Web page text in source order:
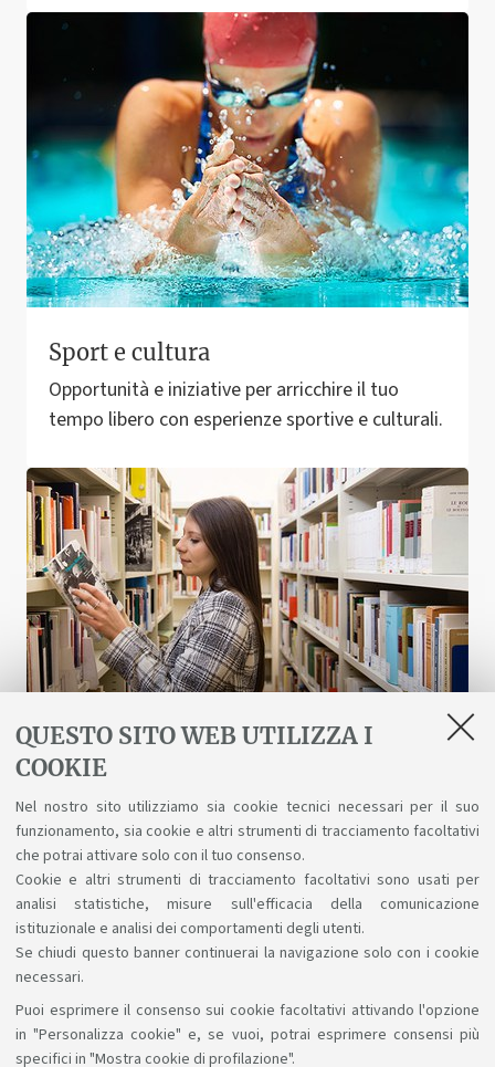
QUESTO SITO WEB UTILIZZA I
COOKIE
Nel nostro sito utilizziamo sia cookie tecnici necessari per il suo
funzionamento, sia cookie e altri strumenti di tracciamento facoltativi
che potrai attivare solo con il tuo consenso.
Cookie e altri strumenti di tracciamento facoltativi sono usati per
analisi statistiche, misure sull'efficacia della comunicazione
istituzionale e analisi dei comportamenti degli utenti.
Se chiudi questo banner continuerai la navigazione solo con i cookie
necessari.
Puoi esprimere il consenso sui cookie facoltativi attivando l'opzione
in "Personalizza cookie" e, se vuoi, potrai esprimere consensi più
specifici in "Mostra cookie di profilazione".
Sport e cultura
Opportunità e iniziative per arricchire il tuo
tempo libero con esperienze sportive e culturali.
Biblioteche e risorse digitali
Un patrimonio fatto di scienza, arte, storia a
tua disposizione gratuitamente, anche online.
Sosteniamo il diritto alla conoscenza